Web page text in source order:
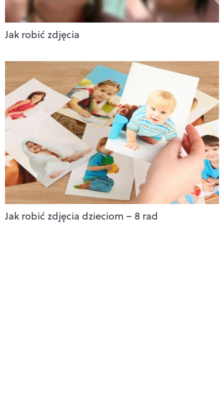
Jak robić zdjęcia
Jak robić zdjęcia dzieciom – 8 rad